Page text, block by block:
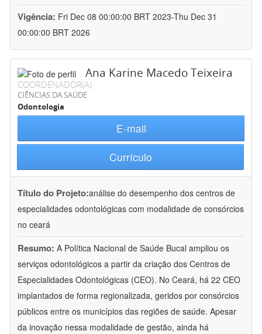
Vigência: Fri Dec 08 00:00:00 BRT 2023-Thu Dec 31
00:00:00 BRT 2026
Ana Karine Macedo Teixeira
COORDENADOR(A)
CIÊNCIAS DA SAÚDE
Odontologia
E-mail
Currículo
Título do Projeto:análise do desempenho dos centros de
especialidades odontológicas com modalidade de consórcios
no ceará
Resumo: A Política Nacional de Saúde Bucal ampliou os
serviços odontológicos a partir da criação dos Centros de
Especialidades Odontológicas (CEO). No Ceará, há 22 CEO
implantados de forma regionalizada, geridos por consórcios
públicos entre os municípios das regiões de saúde. Apesar
da inovação nessa modalidade de gestão, ainda há